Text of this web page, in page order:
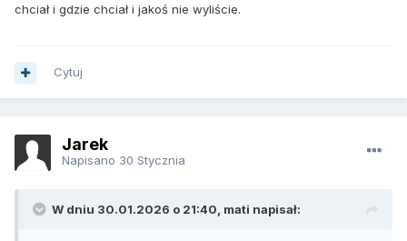
chciał i gdzie chciał i jakoś nie wyliście.
Cytuj
Jarek
Napisano 30 Stycznia
W dniu 30.01.2026 o 21:40, mati napisał: